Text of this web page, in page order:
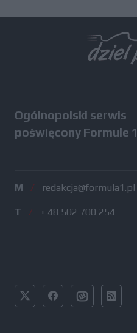
Ogólnopolski serwis
poświęcony Formule 1
M / redakcja@formula1.pl
T / + 48 502 700 254